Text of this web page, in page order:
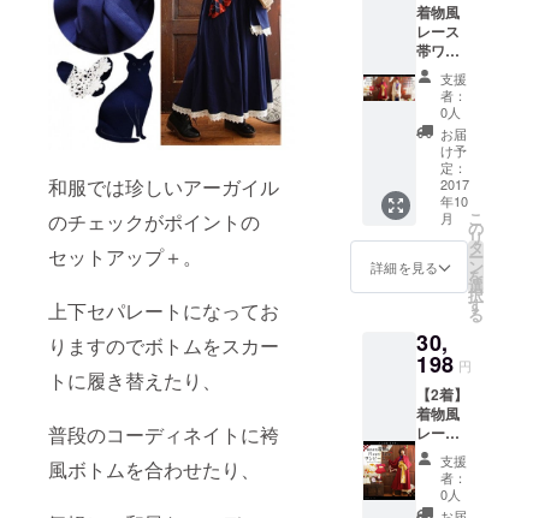
和服では珍しいアーガイル
のチェックがポイントの
セットアップ＋。
上下セパレートになってお
りますのでボトムをスカー
トに履き替えたり、
普段のコーディネイトに袴
風ボトムを合わせたり、
着物風
レース
帯ワン
ピース
（ff103
0）＆着
物風 リ
ボン付
き妖精
レース
羽織
（ff103
7）
支援
者：
0人
お届
け予
定：
2017
年10
月
詳細を見る
こ
の
リ
タ
ー
ン
を
選
択
す
る
30,
198 円
【2着】
着物風
レース
帯ワン
ピース
（ff103
0）
支援
者：
0人